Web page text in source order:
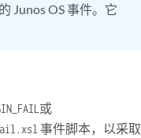
Junos OS 事件。它
或
事件脚本，以采取